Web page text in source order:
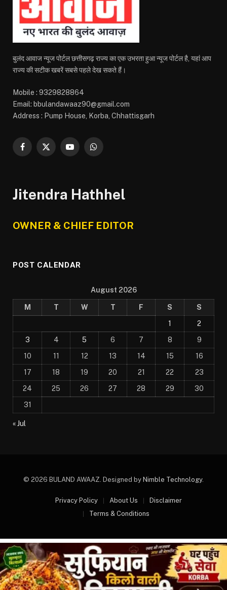
बुलंद आवाज न्यूज पोर्टल छत्तीसगढ़ राज्य का एक उभरता हुआ न्यूज पोर्टल है, यहां आप
राज्य की सटीक खबरें सबसे पहले देख सकते हैं।
Mobile : 9329828864
Email: bbulandawaaz90@gmail.com
Address : Pump House, Korba, Chhattisgarh
Facebook
X
YouTubeWhatsApp
Jitendra Hathhel
OWNER & CHIEF EDITOR
POST CALENDAR
August 2026
M T W T F S
S
1
2
3
4 5 6 7 8
9
10
11 12 13 14 15
16
17
18 19 20 21 22
23
24
25 26 27 28 29
30
31
« Jul
© 2026 BULAND AWAAZ. Designed by Nimble Technology.
Privacy Policy About Us
Disclaimer
Terms & Conditions